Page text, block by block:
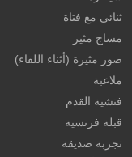
ثنائي مع فتاة
مساج مثير
صور مثيرة (أثناء اللقاء)
ملاعبة
فتشية القدم
قبلة فرنسية
تجربة صديقة